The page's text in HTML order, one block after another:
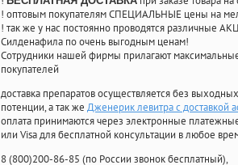
! оптовым покупателям СПЕЦИАЛЬНЫЕ цены на
! так же у нас постоянно проводятся различные
Силденафила по очень выгодным ценам!
Cотрудники нашей фирмы прилагают
покупателей
доставка препаратов осуществляется без
потенции, а так же Дженерик левитра с доставкой
оплата принимаются через электронные
или Visa для бесплатной консультации в любое
8(800)200-86-85 (по России звонок бесплатный),